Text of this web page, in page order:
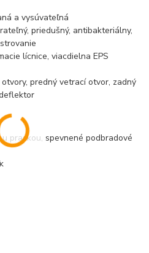
a vysúvateľná
priedušný, antibakteriálny,
lícnice, viacdielna EPS
predný vetrací otvor, zadný
prackou, spevnené podbradové